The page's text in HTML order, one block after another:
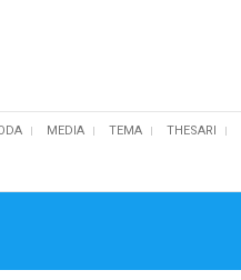
MEDIA TEMA THESARI